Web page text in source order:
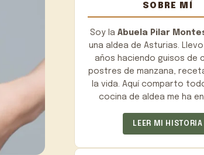
SOBRE MÍ
Soy la Abuela Pilar
una aldea de Asturias.
años haciendo guisos de
postres de manzana,
la vida. Aquí comparto
cocina de aldea me ha
LEER MI HISTORIA